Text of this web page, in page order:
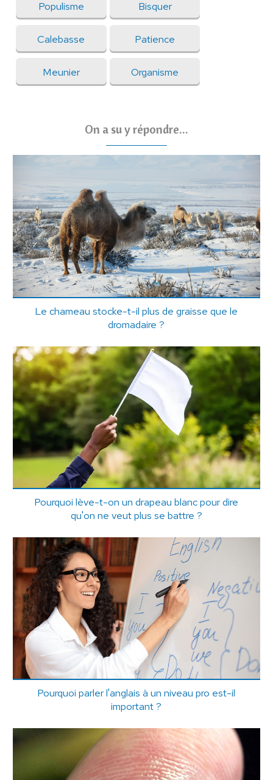
Populisme Bisquer
Calebasse Patience
Meunier Organisme
On a su y répondre...
Le chameau stocke-t-il plus de graisse que le
dromadaire ?
Pourquoi lève-t-on un drapeau blanc pour dire
qu'on ne veut plus se battre ?
Pourquoi parler l'anglais à un niveau pro est-il
important ?